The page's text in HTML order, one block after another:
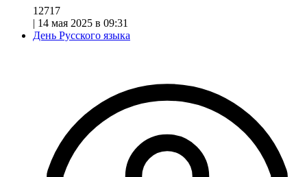
12717
| 14 мая 2025 в 09:31
День Русского языка